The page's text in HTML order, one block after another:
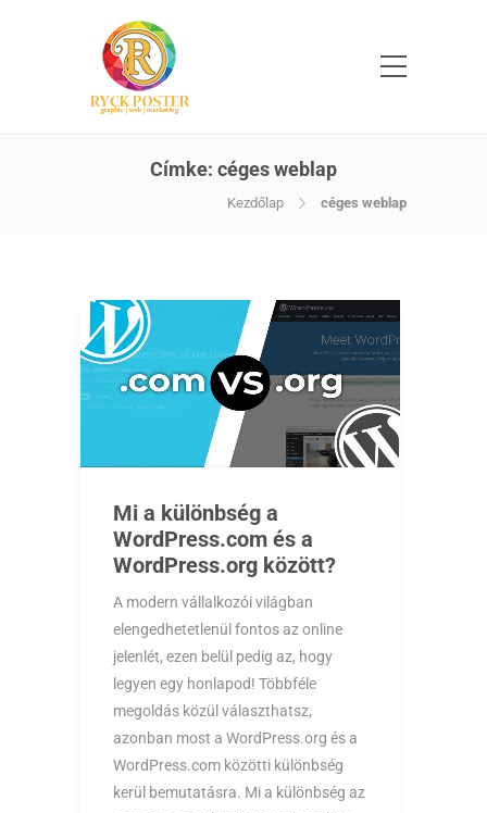
Címke: céges weblap
Kezdőlap céges weblap
Mi a különbség a
WordPress.com és a
WordPress.org között?
A modern vállalkozói világban
elengedhetetlenül fontos az online
jelenlét, ezen belül pedig az, hogy
legyen egy honlapod! Többféle
megoldás közül választhatsz,
azonban most a WordPress.org és a
WordPress.com közötti különbség
kerül bemutatásra. Mi a különbség az